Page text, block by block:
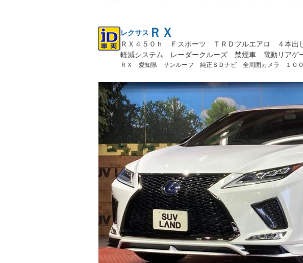
レクサス ＲＸ
ＲＸ４５０ｈ Ｆスポーツ ＴＲＤフルエアロ ４本
軽減システム レーダークルーズ 禁煙車 電動リアゲ
ＲＸ 愛知県 サンルーフ 純正ＳＤナビ 全周囲カメラ １０